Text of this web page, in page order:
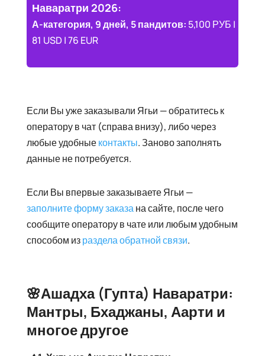
Наваратри 2026:
А-категория, 9 дней, 5 пандитов: 5,100 РУБ |
81 USD | 76 EUR
Если Вы уже заказывали Ягьи — обратитесь к
оператору в чат (справа внизу), либо через
любые удобныеконтакты. Заново заполнять
данные не потребуется.
Если Вы впервые заказываете Ягьи —
заполните форму заказана сайте, после чего
сообщите оператору в чате или любым удобным
способом израздела обратной связи.
🌸Ашадха (Гупта) Наваратри:
Мантры, Бхаджаны, Аарти и
многое другое